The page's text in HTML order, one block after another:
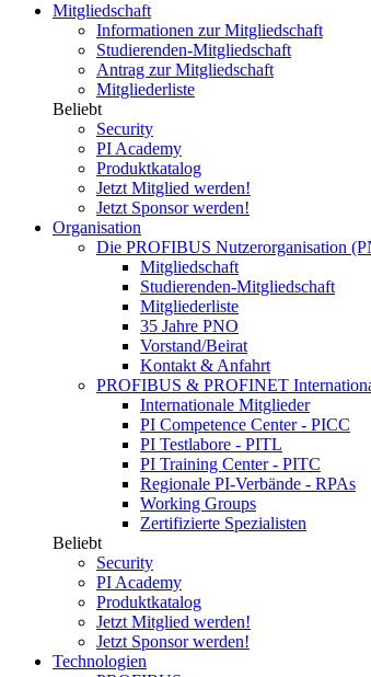
Mitgliedschaft
Informationen zur Mitgliedschaft
Studierenden-Mitgliedschaft
Antrag zur Mitgliedschaft
Mitgliederliste
Beliebt
Security
PI Academy
Produktkatalog
Jetzt Mitglied werden!
Jetzt Sponsor werden!
Organisation
Die PROFIBUS Nutzerorganisation
Mitgliedschaft
Studierenden-Mitgliedschaft
Mitgliederliste
35 Jahre PNO
Vorstand/Beirat
Kontakt & Anfahrt
PROFIBUS & PROFINET
Internationale Mitglieder
PI Competence Center - PICC
PI Testlabore - PITL
PI Training Center - PITC
Regionale PI-Verbände - RPAs
Working Groups
Zertifizierte Spezialisten
Beliebt
Security
PI Academy
Produktkatalog
Jetzt Mitglied werden!
Jetzt Sponsor werden!
Technologien